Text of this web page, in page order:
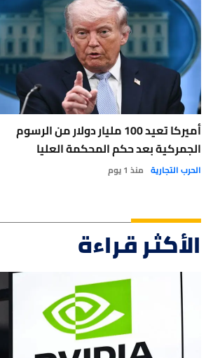
أميركا تعيد 100 مليار دولار من الرسوم
الجمركية بعد حكم المحكمة العليا
الحرب التجارية منذ 1 يوم
الأكثر قراءة